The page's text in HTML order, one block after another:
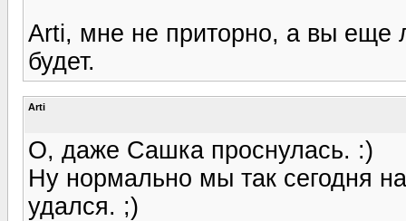
Arti, мне не приторно, а вы еще
будет.
Arti
О, даже Сашка проснулась. :)
Ну нормально мы так сегодня
удался. ;)